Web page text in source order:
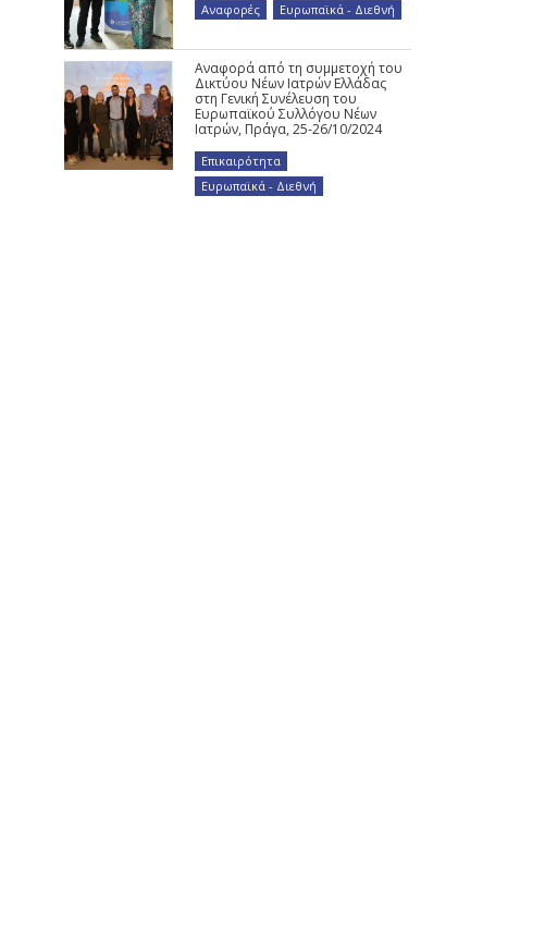
Αναφορές Ευρωπαϊκά - Διεθνή
Αναφορά από τη συμμετοχή του
Δικτύου Νέων Ιατρών Ελλάδας
στη Γενική Συνέλευση του
Ευρωπαϊκού Συλλόγου Νέων
Ιατρών, Πράγα, 25-26/10/2024
Επικαιρότητα
Ευρωπαϊκά - Διεθνή